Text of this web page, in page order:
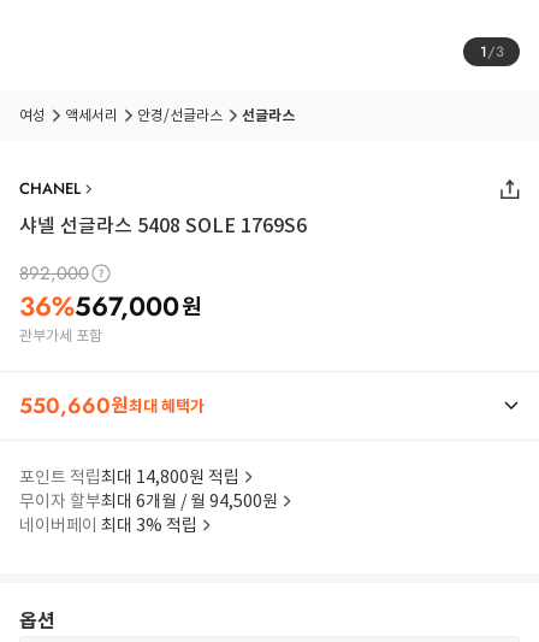
1/3
여성 액세서리 안경/선글라스 선글라스
CHANEL
샤넬 선글라스 5408 SOLE 1769S6
892,000
36%567,000원
관부가세 포함
550,660원최대 혜택가
포인트 적립최대 14,800원 적립
무이자 할부최대 6개월 / 월 94,500원
네이버페이 최대 3% 적립
옵션